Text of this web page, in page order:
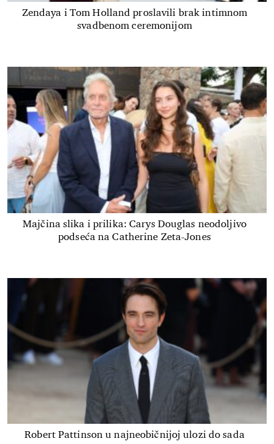
Zendaya i Tom Holland proslavili brak intimnom
svadbenom ceremonijom
Majčina slika i prilika: Carys Douglas neodoljivo
podseća na Catherine Zeta-Jones
Robert Pattinson u najneobičnijoj ulozi do sada